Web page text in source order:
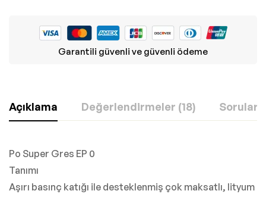
Garantili güvenli ve güvenli ödeme
Açıklama Değerlendirmeler (18) Sorular
Po Super Gres EP 0
Tanımı
Aşırı basınç katığı ile desteklenmiş çok maksatlı, lityum